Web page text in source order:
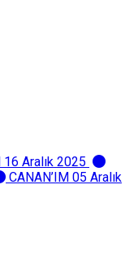
16 Aralık 2025
CANAN’IM 05 Aralık